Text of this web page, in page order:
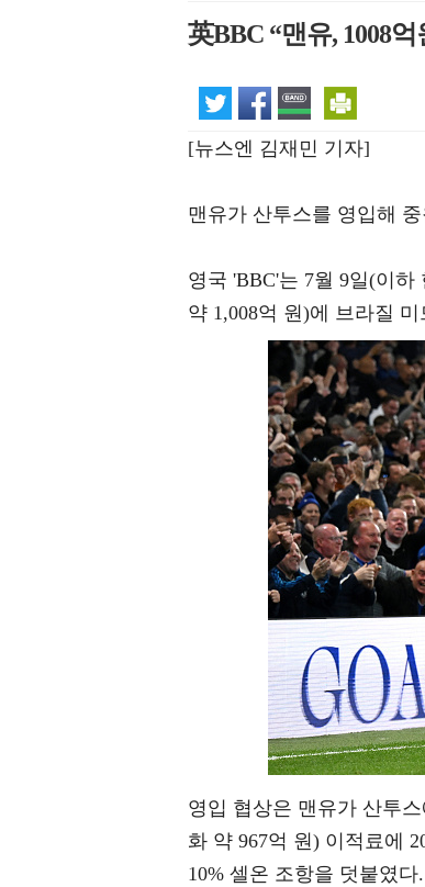
英BBC “맨유, 1008
[뉴스엔 김재민 기자]
맨유가 산투스를 영입해
영국 'BBC'는 7월 9일(이
약 1,008억 원)에 브라질
영입 협상은 맨유가 산투
화 약 967억 원) 이적료에
10% 셀온 조항을 덧붙였다.